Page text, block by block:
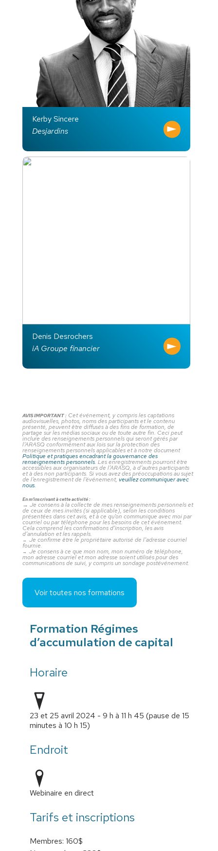
Kerby Sincere
Desjardins
Denis Desrochers
iA Groupe financier
AVIS IMPORTANT : Cet événement, y compris les captations
audiovisuelles, photos, noms des participants et le contenu
présenté, peuvent être diffusés à des fins de formation, de
partage sur les médias sociaux ou de toute autre fin. Ceci peut
inclure des renseignements personnels qui seront gérés par
l’ARASQ conformément aux lois sur la protection des
renseignements personnels applicables et à notre document
Politique et pratiques encadrant la gouvernance des
renseignements personnels. Les enregistrements pourront être
accessibles aux organisateurs de l’ARASQ, à d’autres participants
et à des non participants. Si vous avez des préoccupations au sujet
de l’enregistrement de l’événement,veuillez communiquer avec
nous.
En m’inscrivant à cette activité :
→Je consens à la collecte de mes renseignements personnels et
de ceux de mes invités (si applicable), selon les conditions
présentées dans cet avis, et à ce qu’on communique avec moi par
courriel ou par téléphone pour les besoins de cet événement.
Cela comprend les confirmations d’inscription, les avis
d’annulation et les rappels.
→ Je confirme être le propriétaire autorisé de l’adresse courriel
fournie.
→ Je consens à ce que mon nom, mon numéro de téléphone,
mon adresse courriel et mon adresse soient utilisés pour des
communications de suivi, y compris un sondage postévénement.
Voir toutes nos formations
Formation Régimes
d’accumulation de capital
Horaire
23 et 25 avril 2024 - 9 h à 11 h 45 (pause de 15
minutes à 10 h 15)
Endroit
Webinaire en direct
Tarifs et inscriptions
Membres: 160$